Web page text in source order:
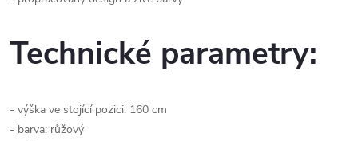
Technické parametry:
- výška ve stojící pozici: 160 cm
- barva: růžový